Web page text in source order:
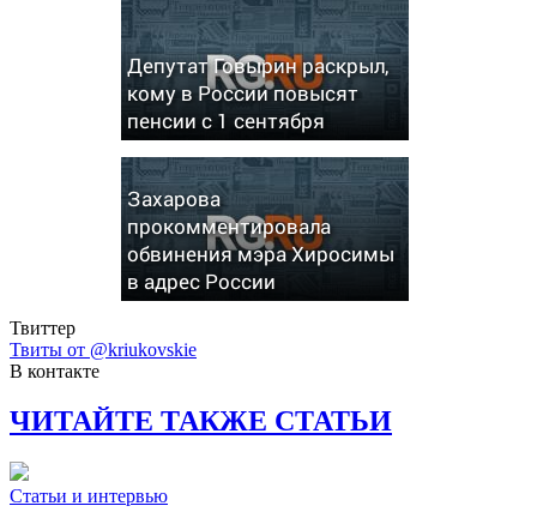
Депутат Говырин раскрыл,
кому в России повысят
пенсии с 1 сентября
Захарова
прокомментировала
обвинения мэра Хиросимы
в адрес России
Твиттер
Твиты от @kriukovskie
В контакте
ЧИТАЙТЕ ТАКЖЕ СТАТЬИ
Статьи и интервью